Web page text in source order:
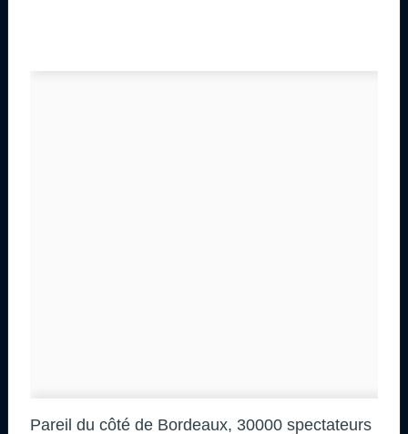
Pareil du côté de Bordeaux, 30000 spectateurs